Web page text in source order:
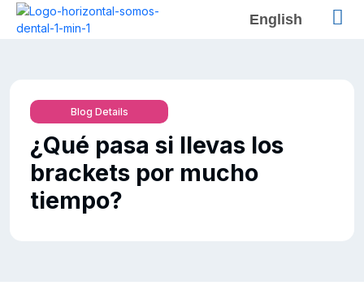
English
Blog Details
¿Qué pasa si llevas los
brackets por mucho
tiempo?